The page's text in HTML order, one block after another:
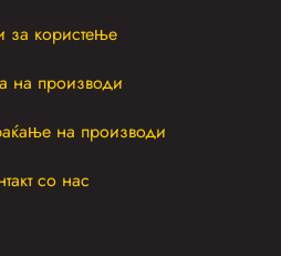
за користење
на производи
на производи
со нас